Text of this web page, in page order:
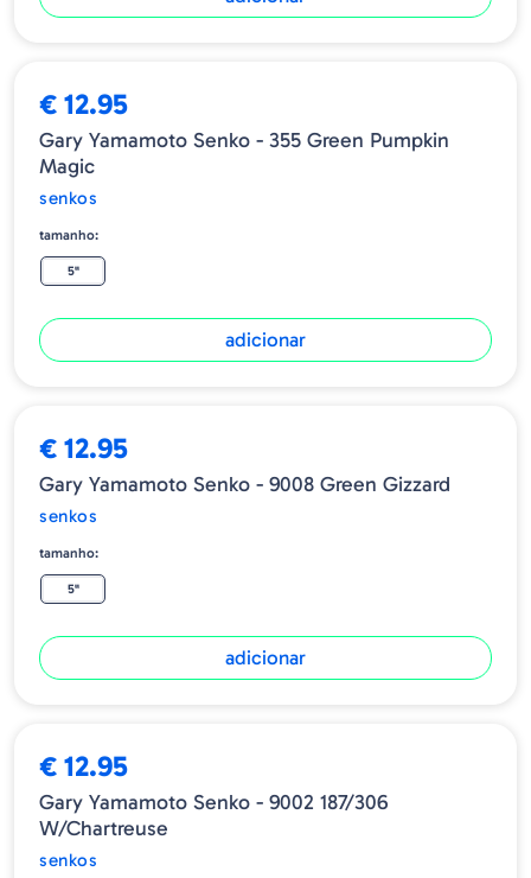
€ 12.95
Gary Yamamoto Senko - 355 Green Pumpkin
Magic
senkos
tamanho:
5"
adicionar
€ 12.95
Gary Yamamoto Senko - 9008 Green Gizzard
senkos
tamanho:
5"
adicionar
€ 12.95
Gary Yamamoto Senko - 9002 187/306
W/Chartreuse
senkos